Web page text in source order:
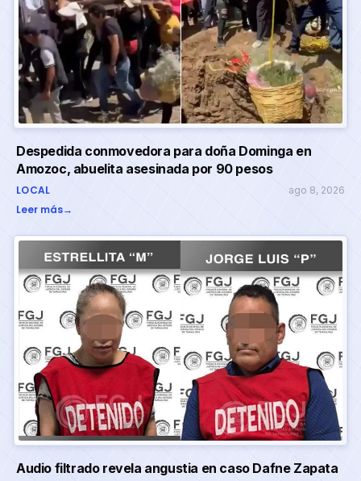
Despedida conmovedora para doña Dominga en
Amozoc, abuelita asesinada por 90 pesos
LOCAL ago 8, 2026
Leer más→
Audio filtrado revela angustia en caso Dafne Zapata